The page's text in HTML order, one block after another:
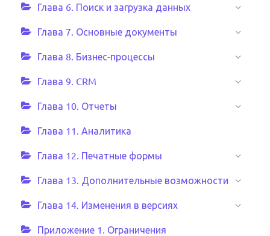
Глава 6. Поиск и загрузка данных
Глава 7. Основные документы
Глава 8. Бизнес-процессы
Глава 9. CRM
Глава 10. Отчеты
Глава 11. Аналитика
Глава 12. Печатные формы
Глава 13. Дополнительные возможности
Глава 14. Изменения в версиях
Приложение 1. Ограничения